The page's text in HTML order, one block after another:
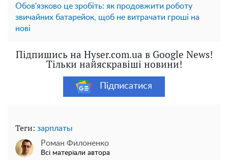
Обов'язково це зробіть: як продовжити роботу
звичайних батарейок, щоб не витрачати гроші на
нові
Підпишись на Hyser.com.ua в Google News!
Тільки найяскравіші новини!
Підписатися